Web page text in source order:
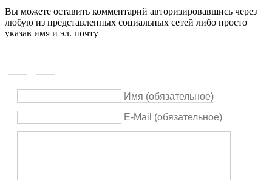
Вы можете оставить комментарий авторизировавшись через
любую из представленных социальных сетей либо просто
указав имя и эл. почту
Имя (обязательное)
E-Mail (обязательное)